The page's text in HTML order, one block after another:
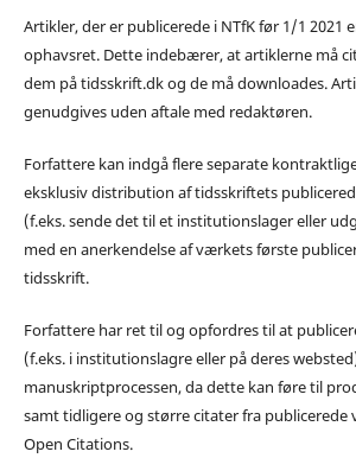
Artikler, der er publicerede i NTfK før 1/1 2021
ophavsret. Dette indebærer, at artiklerne må
dem på tidsskrift.dk og de må downloades.
genudgives uden aftale med redaktøren.
Forfattere kan indgå flere separate
eksklusiv distribution af tidsskriftets
(f.eks. sende det til et institutionslager eller
med en anerkendelse af værkets første
tidsskrift.
Forfattere har ret til og opfordres til at
(f.eks. i institutionslagre eller på deres
manuskriptprocessen, da dette kan føre til
samt tidligere og større citater fra
Open Citations.